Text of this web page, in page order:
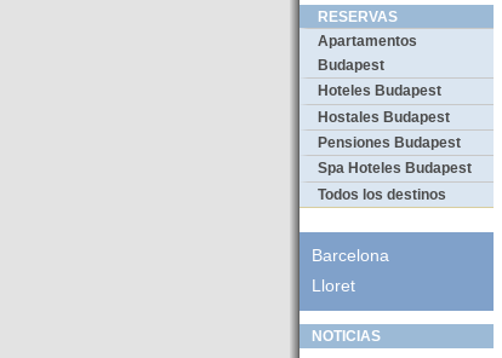
RESERVAS
Apartamentos
Budapest
Hoteles Budapest
Hostales Budapest
Pensiones Budapest
Spa Hoteles Budapest
Todos los destinos
Barcelona
Lloret
NOTICIAS